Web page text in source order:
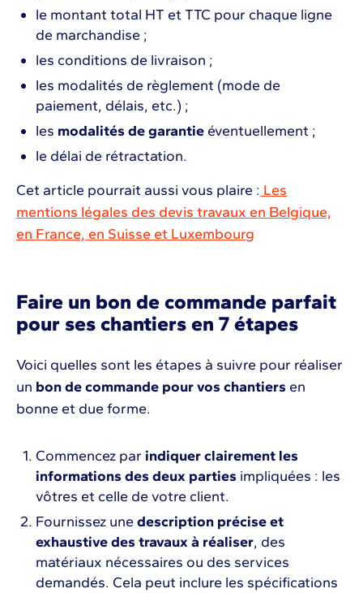
le montant total HT et TTC pour chaque ligne
de marchandise ;
les conditions de livraison ;
les modalités de règlement (mode de
paiement, délais, etc.) ;
les modalités de garantie éventuellement ;
le délai de rétractation.
Cet article pourrait aussi vous plaire : Les
mentions légales des devis travaux en Belgique,
en France, en Suisse et Luxembourg
Faire un bon de commande parfait
pour ses chantiers en 7 étapes
Voici quelles sont les étapes à suivre pour réaliser
un bon de commande pour vos chantiers en
bonne et due forme.
Commencez par indiquer clairement les
informations des deux parties impliquées : les
vôtres et celle de votre client.
Fournissez une description précise et
exhaustive des travaux à réaliser, des
matériaux nécessaires ou des services
demandés. Cela peut inclure les spécifications